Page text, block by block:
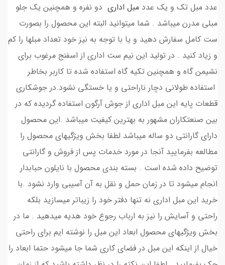
عدد مبل تک و یک عدد مبل اداری دو نفره و همچنین یک جلو
مبلی مدرن میباشد . شما میتوانید البته این محصول را بصورت
ست کامل سفارش دهید و یا با توجه به نیز خود تعداد مبلها را کم
و زیاد کنید . در تولید این نیم ست اداری از اسفنج مرغوب برای
نشیمن گاه و همچنین تکیه گاه استفاده شده تا کاربر بخاطر
استفاده طولانی دچار ناراحتی و یا خستگی نشود.در جوشکاری
قطعات پایه این مبل اداری از جوش آرگون استفاده گردیده که در
بین صنعتکاران مشهور به بهترین کیفیت میباشد .این محصول
دارای گارانتی دو ساله میباشد لطفا بخش ویژگیهای محصول را
مطالعه بفرمایید آنجا در مورد خدمات پس از فروش و گارانتی
توضیح داده شده است . بسته بندی محصول با نایلون حبابدار
انجام میشود تا در زمان حمل و نقل به آن آسیبی وارد نشود .با
خرید این مبل اداری نه تنها دفتر خود را زیباتر میسازید بلکه
راحتی و آسایش را نیز به ارباب رجوع خود هدیه میدهید . ما در
بخش ویژگیهای محصول ابعاد این مبل را نوشته ایم برای راحتی
خیال از اینکه این مبل در فضای کاری شما جا میشود حتما ابعاد را